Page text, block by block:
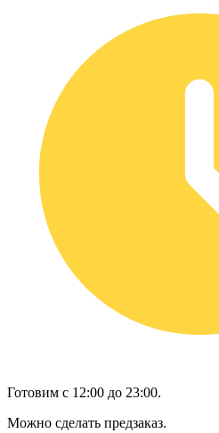
Готовим с 12:00 до 23:00.
Можно сделать предзаказ.